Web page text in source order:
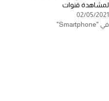
لمشاهدة قنوات
02/05/2021
في "Smartphone"